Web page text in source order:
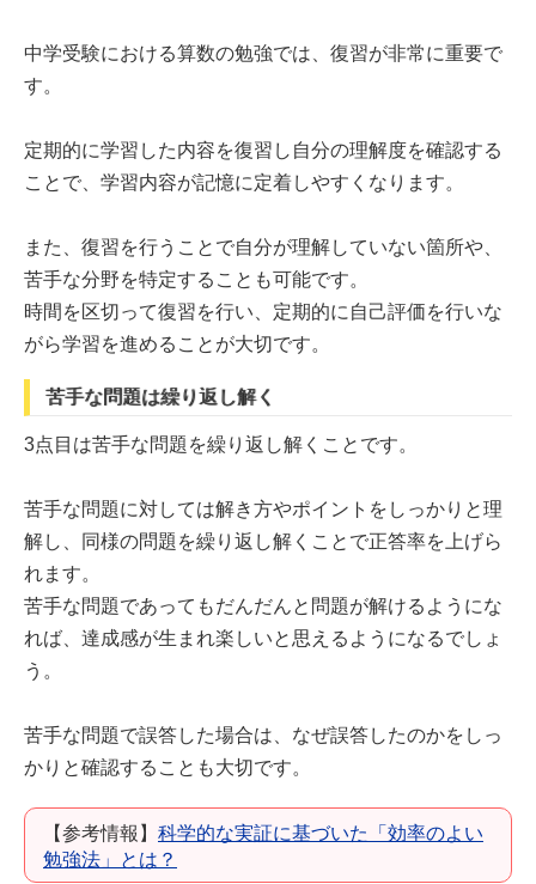
中学受験における算数の勉強では、復習が非常に重要で
す。
定期的に学習した内容を復習し自分の理解度を確認する
ことで、学習内容が記憶に定着しやすくなります。
また、復習を行うことで自分が理解していない箇所や、
苦手な分野を特定することも可能です。
時間を区切って復習を行い、定期的に自己評価を行いな
がら学習を進めることが大切です。
苦手な問題は繰り返し解く
3点目は苦手な問題を繰り返し解くことです。
苦手な問題に対しては解き方やポイントをしっかりと理
解し、同様の問題を繰り返し解くことで正答率を上げら
れます。
苦手な問題であってもだんだんと問題が解けるようにな
れば、達成感が生まれ楽しいと思えるようになるでしょ
う。
苦手な問題で誤答した場合は、なぜ誤答したのかをしっ
かりと確認することも大切です。
【参考情報】 科学的な実証に基づいた「効率のよい
勉強法」とは？